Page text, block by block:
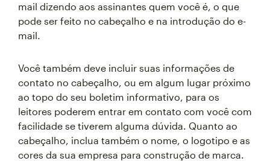
mail dizendo aos assinantes quem você é, o que
pode ser feito no cabeçalho e na introdução do e-
mail.
Você também deve incluir suas informações de
contato no cabeçalho, ou em algum lugar próximo
ao topo do seu boletim informativo, para os
leitores poderem entrar em contato com você com
facilidade se tiverem alguma dúvida. Quanto ao
cabeçalho, inclua também o nome, o logotipo e as
cores da sua empresa para construção de marca.